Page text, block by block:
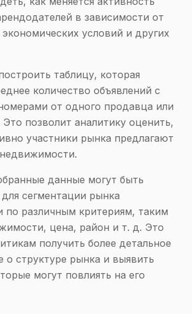
в зависимости от
условий и других
таблицу, которая
количество объявлений с
от одного продавца или
Это позволит аналитику оценить,
участники рынка предлагают
данные могут быть
сегментации рынка
по различным критериям, таким
цена, район и т. д. Это
получить более детальное
о структуре рынка и выявить
могут повлиять на его